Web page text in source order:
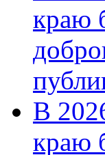
краю
В
краю